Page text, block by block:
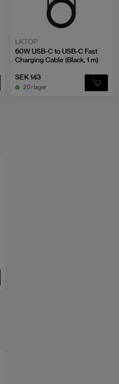
LKTOP
60W USB-C to USB-C Fast
Charging Cable (Black, 1 m)
SEK 143
20 i lager